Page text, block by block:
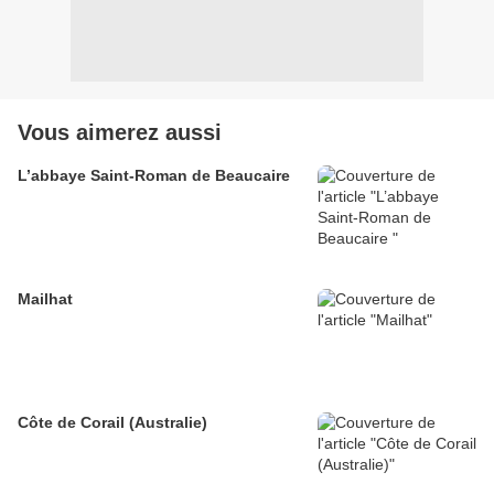
Vous aimerez aussi
L’abbaye Saint-Roman de Beaucaire
Mailhat
Côte de Corail (Australie)